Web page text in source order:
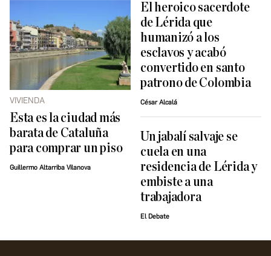
VIVIENDA
Esta es la ciudad más
barata de Cataluña
para comprar un piso
Guillermo Altarriba Vilanova
El heroico sacerdote
de Lérida que
humanizó a los
esclavos y acabó
convertido en santo
patrono de Colombia
César Alcalá
Un jabalí salvaje se
cuela en una
residencia de Lérida y
embiste a una
trabajadora
El Debate